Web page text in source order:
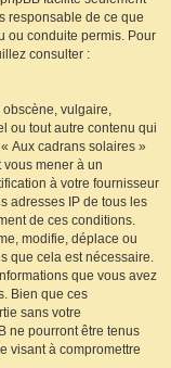
responsable de ce que
ou conduite permis. Pour
consulter :
vulgaire,
ou tout autre contenu qui
Aux cadrans solaires »
mener à un
à votre fournisseur
adresses IP de tous les
de ces conditions.
modifie, déplace ou
que cela est nécessaire.
que vous avez
Bien que ces
sans votre
ne pourront être tenus
visant à compromettre